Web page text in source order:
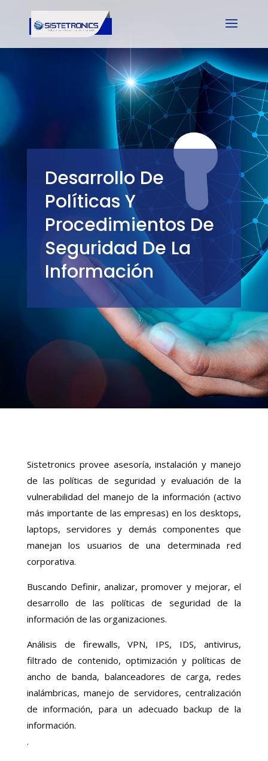
Desarrollo De
Políticas Y
Procedimientos De
Seguridad De La
Información
Sistetronics provee asesoría, instalación y manejo
de las políticas de seguridad y evaluación de la
vulnerabilidad del manejo de la información (activo
más importante de las empresas) en los desktops,
laptops, servidores y demás componentes que
manejan los usuarios de una determinada red
corporativa.
Buscando Definir, analizar, promover y mejorar, el
desarrollo de las políticas de seguridad de la
información de las organizaciones.
Análisis de firewalls, VPN, IPS, IDS, antivirus,
filtrado de contenido, optimización y políticas de
ancho de banda, balanceadores de carga, redes
inalámbricas, manejo de servidores, centralización
de información, para un adecuado backup de la
información.
.